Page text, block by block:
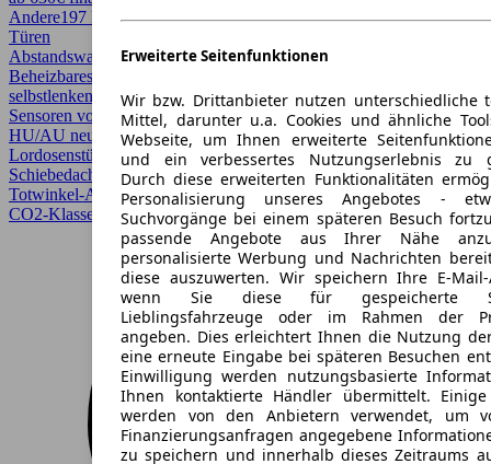
Erweiterte Seitenfunktionen
Wir bzw. Drittanbieter nutzen unterschiedliche
Mittel, darunter u.a. Cookies und ähnliche
Webseite, um Ihnen erweiterte
und ein verbessertes Nutzungserlebnis zu
Durch diese erweiterten Funktionalitäten
Personalisierung unseres Angebotes -
Suchvorgänge bei einem späteren Besuch
passende Angebote aus Ihrer Nähe
personalisierte Werbung und Nachrichten
diese auszuwerten. Wir speichern Ihre E-Mail-
wenn Sie diese für gespeicherte
Lieblingsfahrzeuge oder im Rahmen der
angeben. Dies erleichtert Ihnen die Nutzung
eine erneute Eingabe bei späteren Besuchen
Einwilligung werden nutzungsbasierte
Ihnen kontaktierte Händler übermittelt. Einige
werden von den Anbietern verwendet, um
Finanzierungsanfragen angegebene
zu speichern und innerhalb dieses Zeitraums
Andere197 PS (145 kW)13.326 kmEZ 11/2025AutomatikKombi5
Türen
Abstandswarner, AHK, Allrad, Android Auto, Apple CarPlay,
Beheizbares Lenkrad, CarPlay, Einparkhilfe, Einparkhilfe
selbstlenkendes System, Einparkhilfe Sensoren hinten, Einparkhilfe
Sensoren vorne, Elektrische Sitze, Fernlichtassistent, Garantie,
HU/AU neu, Kurvenlicht, Laserlicht, LED, Lichtsensor,
Lordosenstütze, Panoramadach, Regensensor, Scheckheftgepflegt,
Schiebedach, Sitzheizung, Sportpaket, Sportsitze, Spurhalteassistent,
Totwinkel-Assistent, Verkehrszeichenerkennung
CO2-Klasse B